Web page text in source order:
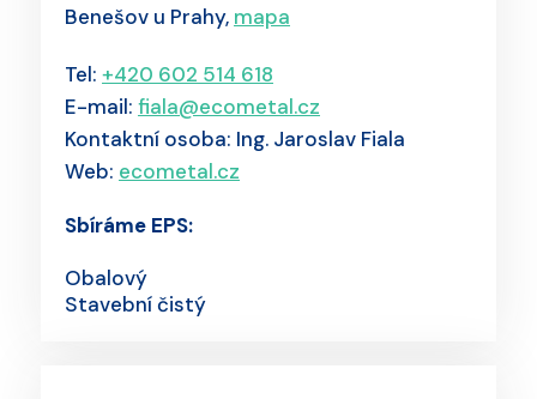
Benešov u Prahy, mapa
Tel: +420 602 514 618
E-mail: fiala@ecometal.cz
Kontaktní osoba: Ing. Jaroslav Fiala
Web: ecometal.cz
Sbíráme EPS:
Obalový
Stavební čistý